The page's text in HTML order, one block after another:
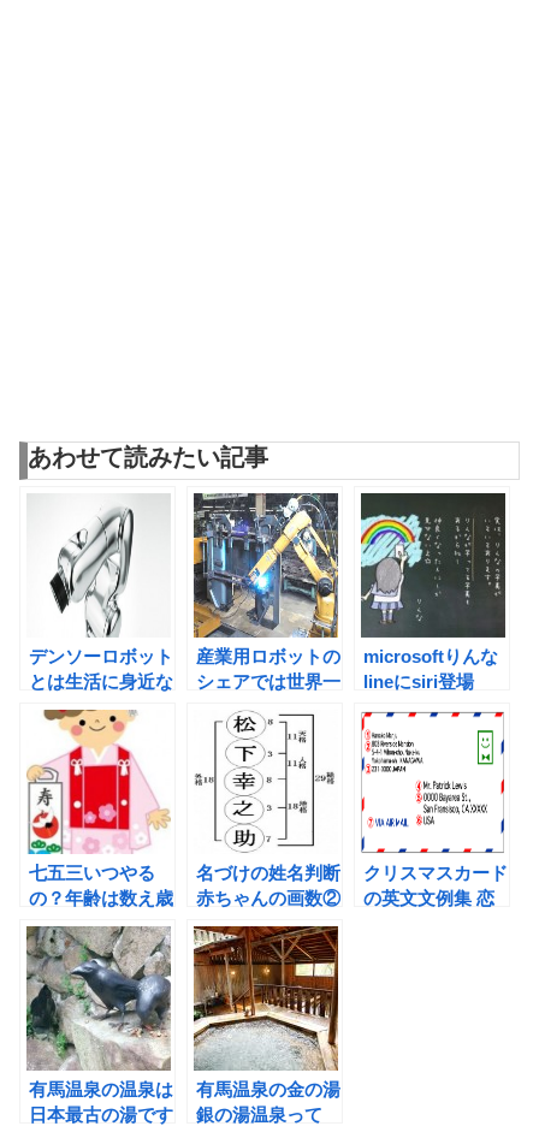
あわせて読みたい記事
デンソーロボット
とは生活に身近な
ロボット
産業用ロボットの
シェアでは世界一
は日本
microsoftりんな
lineにsiri登場
七五三いつやる
の？年齢は数え歳
でいいの？2015
名づけの姓名判断
赤ちゃんの画数②
無料姓名判断
クリスマスカード
の英文文例集 恋
有馬温泉の温泉は
日本最古の湯です
有馬温泉の金の湯
銀の湯温泉って